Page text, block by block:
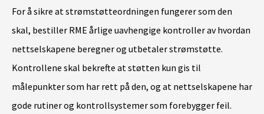
For å sikre at strømstøtteordningen fungerer som den
skal, bestiller RME årlige uavhengige kontroller av hvordan
nettselskapene beregner og utbetaler strømstøtte.
Kontrollene skal bekrefte at støtten kun gis til
målepunkter som har rett på den, og at nettselskapene har
gode rutiner og kontrollsystemer som forebygger feil.